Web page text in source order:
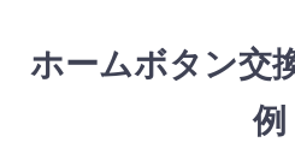
ホームボタン交
例